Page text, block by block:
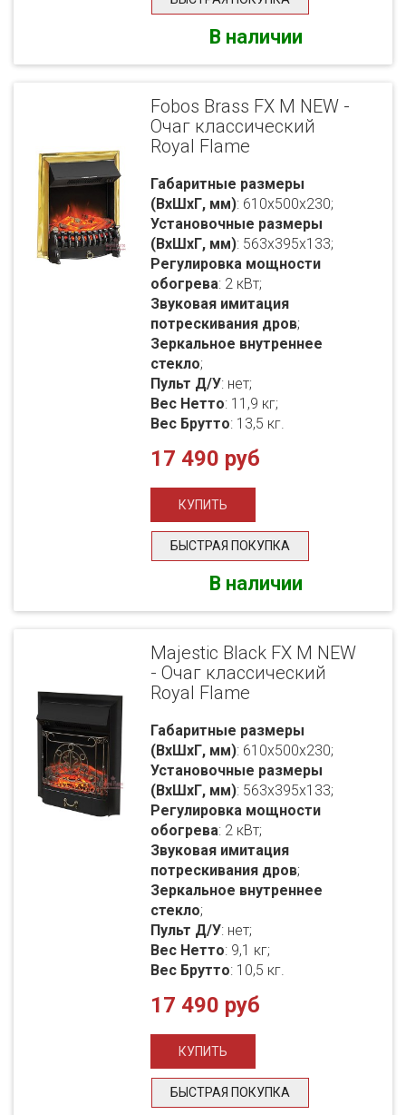
В наличии
Fobos Brass FX M NEW -
Очаг классический
Royal Flame
Габаритные размеры
(ВхШхГ, мм): 610x500x230;
Установочные размеры
(ВхШхГ, мм): 563x395x133;
Регулировка мощности
обогрева: 2 кВт;
Звуковая имитация
потрескивания дров;
Зеркальное внутреннее
стекло;
Пульт Д/У: нет;
Вес Нетто: 11,9 кг;
Вес Брутто: 13,5 кг.
17 490 руб
БЫСТРАЯ ПОКУПКА
В наличии
Majestic Black FX M NEW
- Очаг классический
Royal Flame
Габаритные размеры
(ВхШхГ, мм): 610x500x230;
Установочные размеры
(ВхШхГ, мм): 563x395x133;
Регулировка мощности
обогрева: 2 кВт;
Звуковая имитация
потрескивания дров;
Зеркальное внутреннее
стекло;
Пульт Д/У: нет;
Вес Нетто: 9,1 кг;
Вес Брутто: 10,5 кг.
17 490 руб
БЫСТРАЯ ПОКУПКА